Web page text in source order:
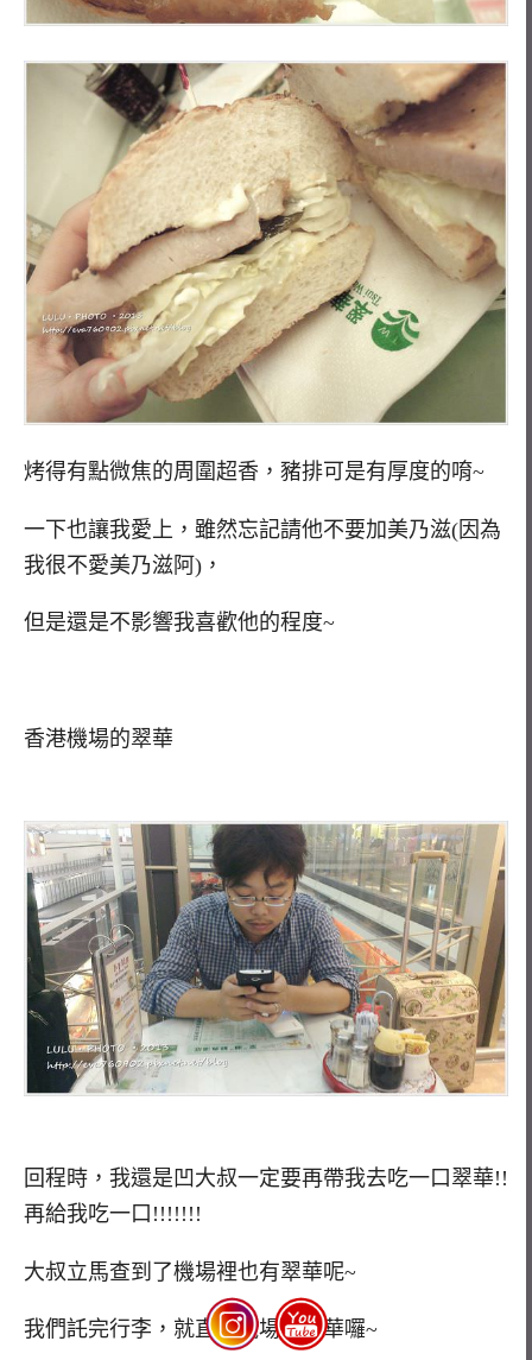
烤得有點微焦的周圍超香，豬排可是有厚度的唷~
一下也讓我愛上，雖然忘記請他不要加美乃滋(因為
我很不愛美乃滋阿)，
但是還是不影響我喜歡他的程度~
香港機場的翠華
回程時，我還是凹大叔一定要再帶我去吃一口翠華!!
再給我吃一口!!!!!!!
大叔立馬查到了機場裡也有翠華呢~
我們託完行李，就直奔機場的翠華囉~